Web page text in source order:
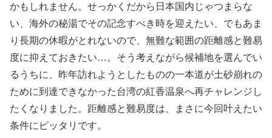
かもしれません。せっかくだから日本国内じゃつまらな
い、海外の秘湯でその記念すべき時を迎えたい、でもあま
り長期の休暇がとれないので、無難な範囲の距離感と難易
度に抑えておきたい…。そう考えながら候補地を選んでい
るうちに、昨年訪れようとしたものの一本道が土砂崩れの
ために到達できなかった台湾の紅香温泉へ再チャレンジし
たくなりました。距離感と難易度は、まさに今回叶えたい
条件にピッタリです。